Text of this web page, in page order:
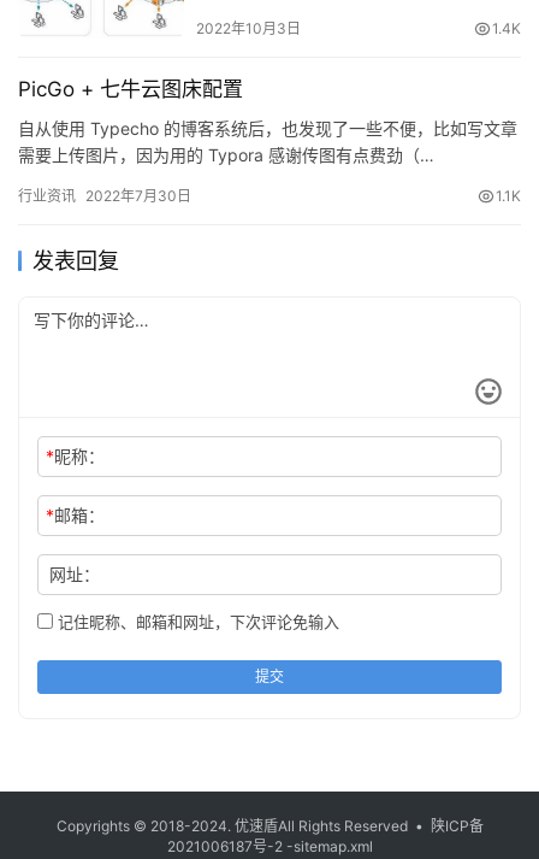
2022年10月3日 1.4K
PicGo + 七牛云图床配置
自从使用 Typecho 的博客系统后，也发现了一些不便，比如写文章
需要上传图片，因为用的 Typora 感谢传图有点费劲（…
行业资讯 2022年7月30日 1.1K
发表回复
*昵称：
*邮箱：
网址：
记住昵称、邮箱和网址，下次评论免输入
提交
Copyrights © 2018-2024. 优速盾All Rights Reserved • 陕ICP备
2021006187号-2 -sitemap.xml